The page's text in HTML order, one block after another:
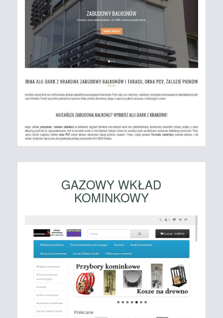
GAZOWY WKŁAD
KOMINKOWY